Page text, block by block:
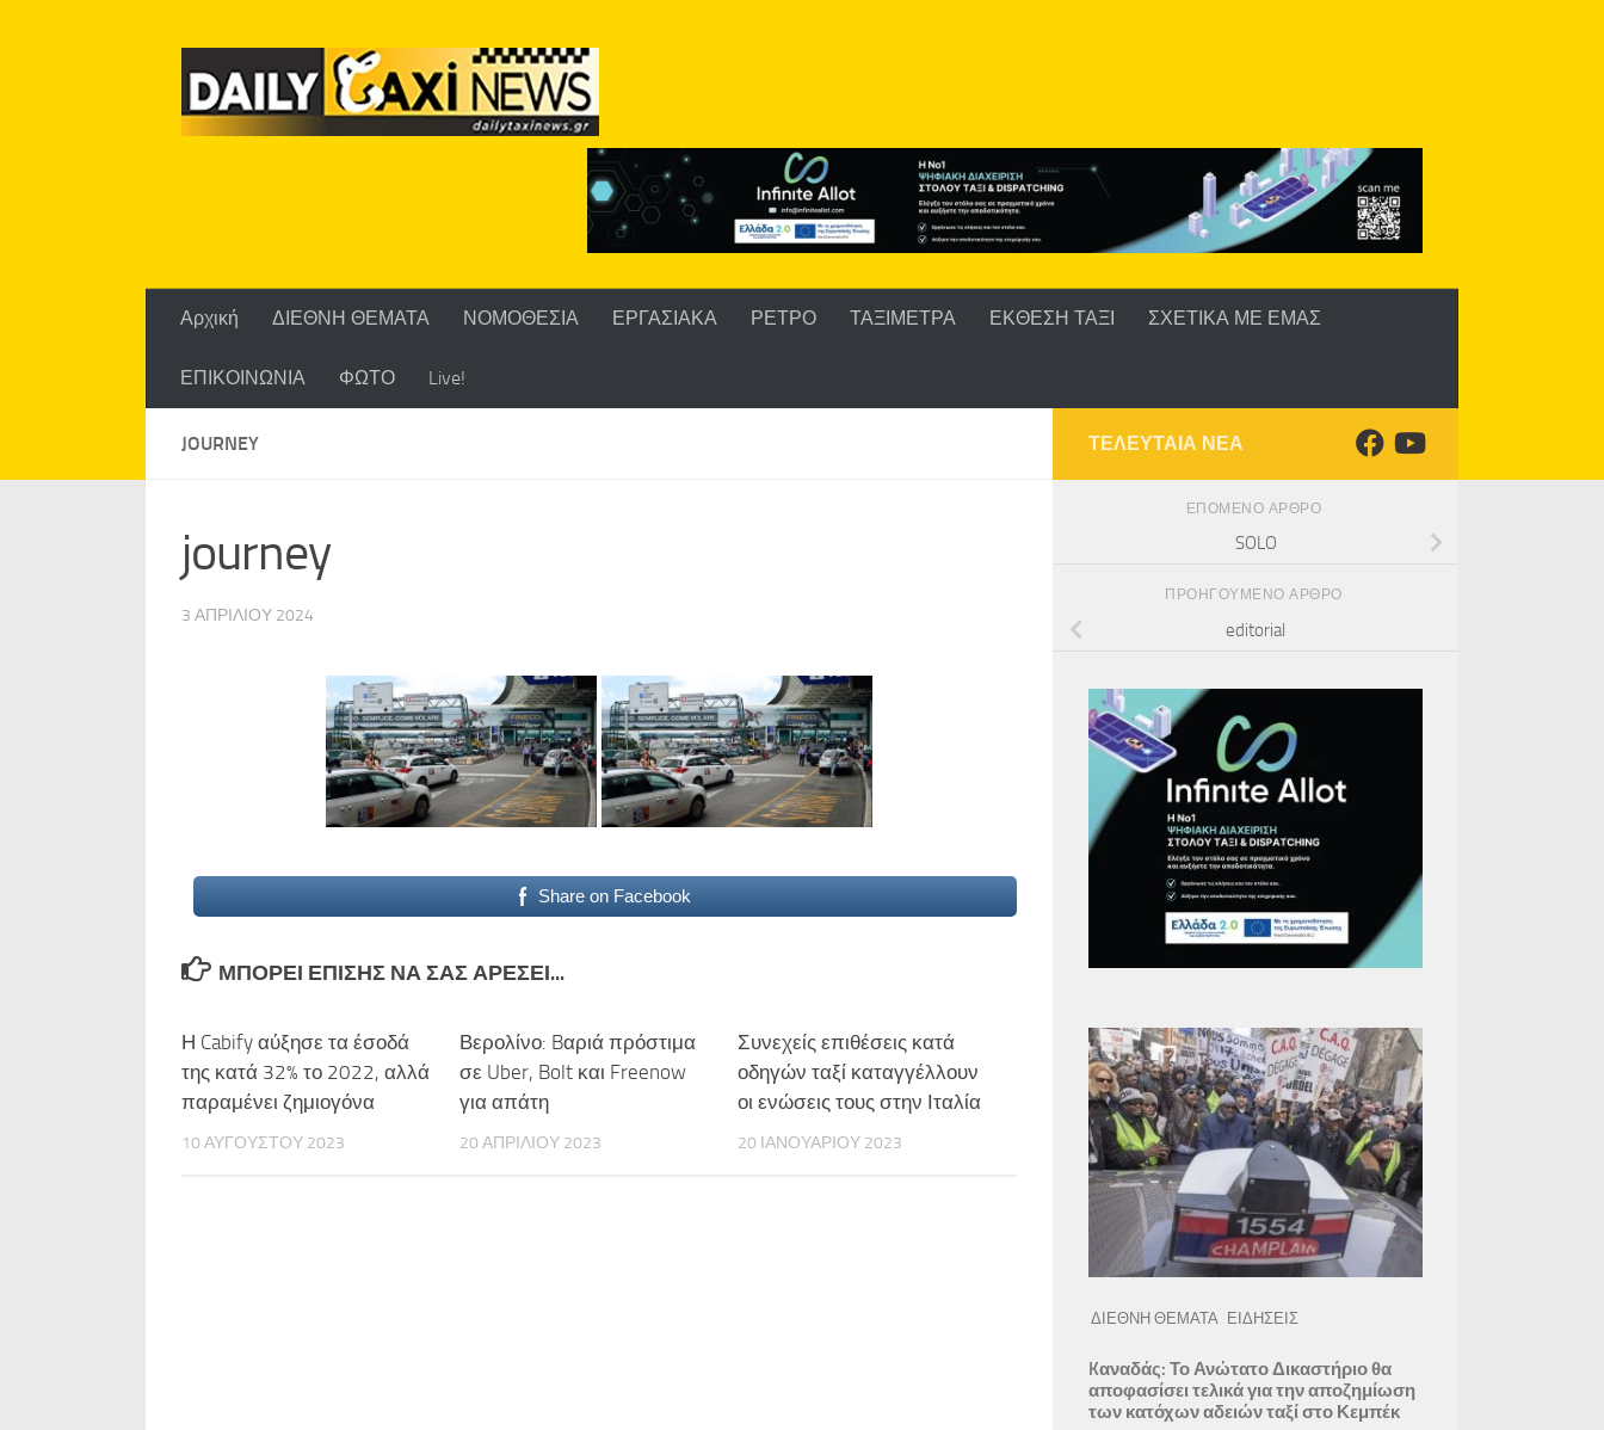
Αρχική ΔΙΕΘΝΗ ΘΕΜΑΤΑ ΝΟΜΟΘΕΣΙΑ ΕΡΓΑΣΙΑΚΑ ΡΕΤΡΟ ΤΑΞΙΜΕΤΡΑ ΕΚΘΕΣΗ ΤΑΞΙ ΣΧΕΤΙΚΑ ΜΕ ΕΜΑΣ
ΕΠΙΚΟΙΝΩΝΙΑ ΦΩΤΟ Live!
JOURNEY
journey
3 ΑΠΡΙΛΊΟΥ 2024
Share on Facebook
ΜΠΟΡΕΊ ΕΠΊΣΗΣ ΝΑ ΣΑΣ ΑΡΈΣΕΙ...
Η Cabify αύξησε τα έσοδά
της κατά 32% το 2022, αλλά
παραμένει ζημιογόνα
10 ΑΥΓΟΎΣΤΟΥ 2023
Βερολίνο: Bαριά πρόστιμα
σε Uber, Bolt και Freenow
για απάτη
20 ΑΠΡΙΛΊΟΥ 2023
Συνεχείς επιθέσεις κατά
οδηγών ταξί καταγγέλλουν
οι ενώσεις τους στην Ιταλία
20 ΙΑΝΟΥΑΡΊΟΥ 2023
ΤΕΛΕΥΤΑΙΑ ΝΕΑ
ΕΠΌΜΕΝΟ ΆΡΘΡΟ
SOLO
ΠΡΟΗΓΟΎΜΕΝΟ ΆΡΘΡΟ
editorial
ΔΙΕΘΝΗ ΘΕΜΑΤΑ ΕΙΔΗΣΕΙΣ
Kαναδάς: Το Ανώτατο Δικαστήριο θα
αποφασίσει τελικά για την αποζημίωση
των κατόχων αδειών ταξί στο Κεμπέκ